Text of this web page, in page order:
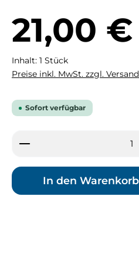
21,00 €
Inhalt: 1 Stück
Preise inkl. MwSt. zzgl.
Sofort verfügbar
Produkt Anzahl: Gib
In den Warenkorb